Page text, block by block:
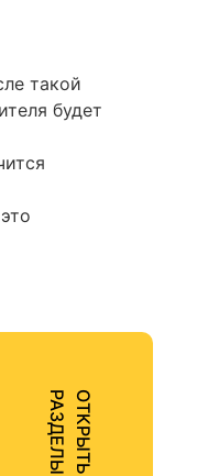
такой
будет
на О
Т
К
Р
Ы
Т
Ь
Р
А
З
Д
Е
Л
Ы